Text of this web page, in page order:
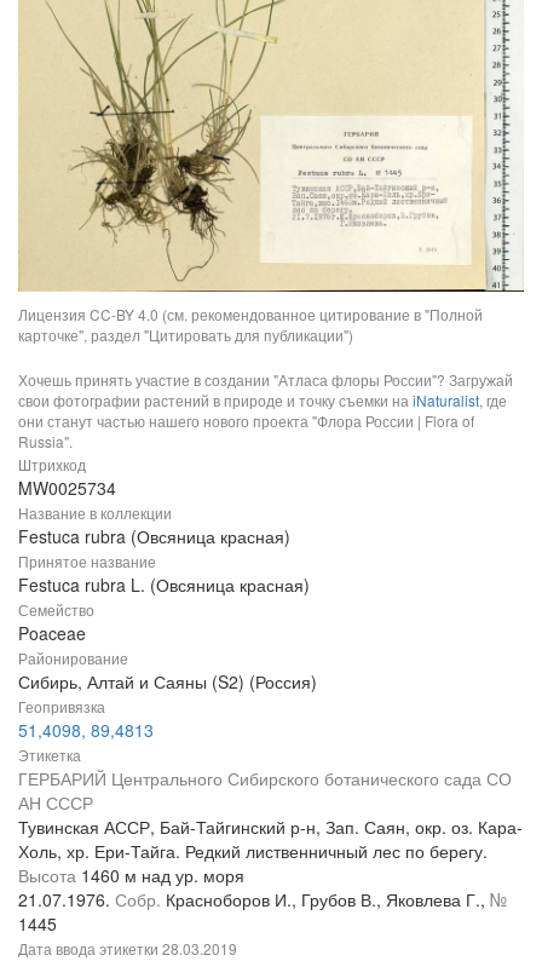
Лицензия CC-BY 4.0 (см. рекомендованное цитирование в "Полной
карточке", раздел "Цитировать для публикации")
Хочешь принять участие в создании "Атласа флоры России"? Загружай
свои фотографии растений в природе и точку съемки на iNaturalist, где
они станут частью нашего нового проекта "Флора России | Flora of
Russia".
Штрихкод
MW0025734
Название в коллекции
Festuca rubra (Овсяница красная)
Принятое название
Festuca rubra L. (Овсяница красная)
Семейство
Poaceae
Районирование
Сибирь, Алтай и Саяны (S2) (Россия)
Геопривязка
51,4098, 89,4813
Этикетка
ГЕРБАРИЙ Центрального Сибирского ботанического сада СО
АН СССР
Тувинская АССР, Бай-Тайгинский р-н, Зап. Саян, окр. оз. Кара-
Холь, хр. Ери-Тайга. Редкий лиственничный лес по берегу.
Высота 1460 м над ур. моря
21.07.1976. Собр. Красноборов И., Грубов В., Яковлева Г., №
1445
Дата ввода этикетки 28.03.2019